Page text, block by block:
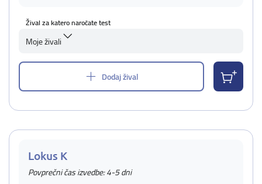
Žival za katero naročate test
Moje živali
Dodaj žival
Lokus K
Povprečni čas izvedbe: 4-5 dni